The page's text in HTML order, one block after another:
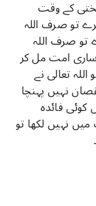
کے وقت
تو صرف اللہ
صرف اللہ
امت مل کر
تعالی نے
نہیں پہنچا
فائدہ
نہیں لکھا تو